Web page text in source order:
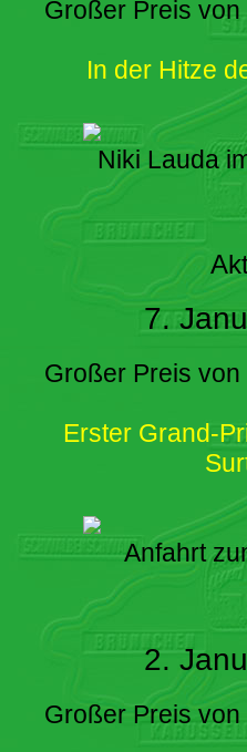
Großer Preis
In der Hitze
Niki Lauda
7.
Großer Preis
Erster Grand-
Anfahrt
2.
Großer Preis